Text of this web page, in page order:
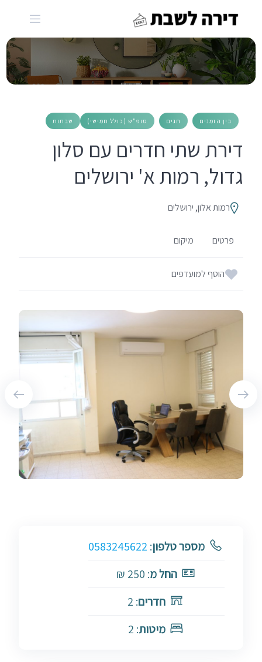
בין הזמנים חגים סופ"ש (כולל חמישי) שבתות
דירת שתי חדרים עם סלון
גדול, רמות א' ירושלים
רמות אלון, ירושלים
פרטים מיקום
הוסף למועדפים
מספר טלפון:
0583245622
החל מ: 250 ₪
חדרים: 2
מיטות: 2